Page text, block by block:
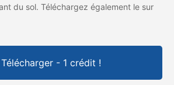
du sol. Téléchargez également le sur
Télécharger - 1 crédit !